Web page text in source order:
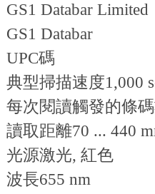
GS1 Databar Limited
GS1 Databar
UPC碼
典型掃描速度1,000
每次閱讀觸發的條碼
讀取距離70 ... 440
光源激光, 紅色
波長655 nm